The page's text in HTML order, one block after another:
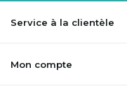
Service à la clientèle
Mon compte